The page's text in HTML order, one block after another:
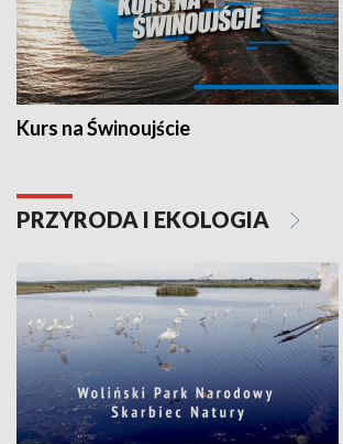
Kurs na Świnoujście
PRZYRODA I EKOLOGIA